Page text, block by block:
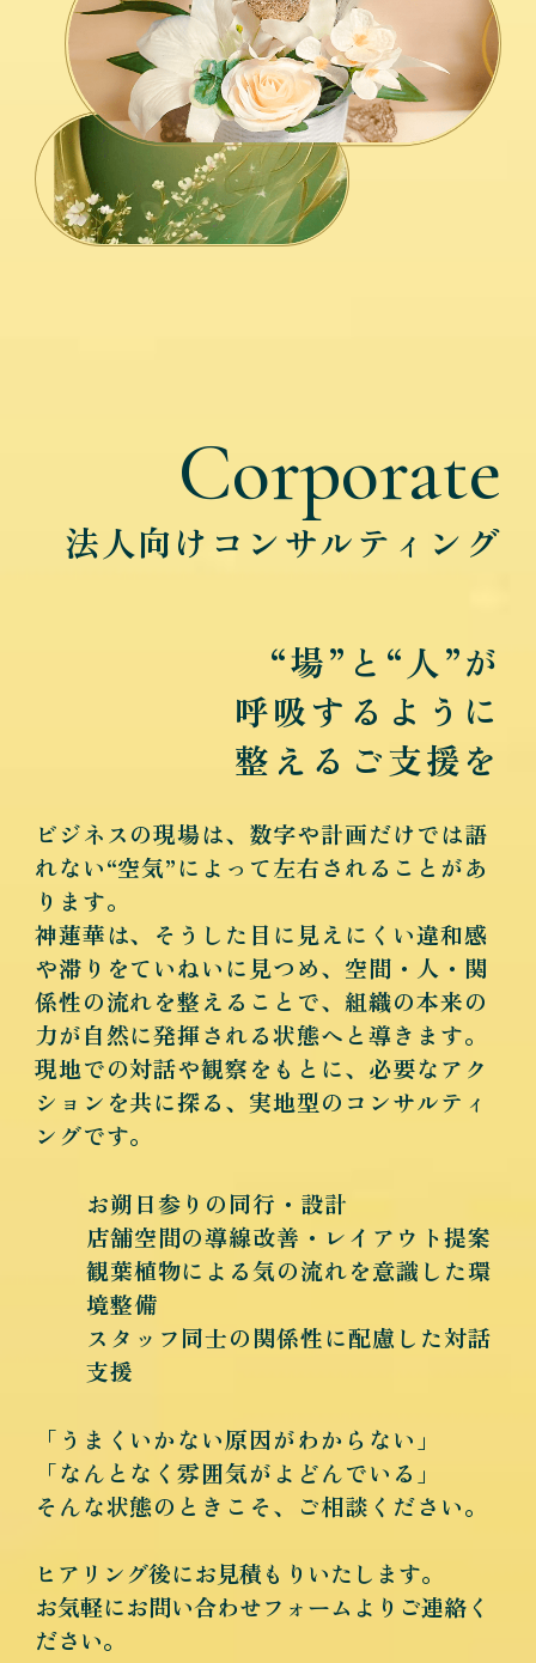
Corporate
法人向けコンサルティング
“場”と“人”が
呼吸するように
整えるご支援を
ビジネスの現場は、数字や計画だけでは語
れない“空気”によって左右されることがあ
ります。
神蓮華は、そうした目に見えにくい違和感
や滞りをていねいに見つめ、空間・人・関
係性の流れを整えることで、組織の本来の
力が自然に発揮される状態へと導きます。
現地での対話や観察をもとに、必要なアク
ションを共に探る、実地型のコンサルティ
ングです。
お朔日参りの同行・設計
店舗空間の導線改善・レイアウト提案
観葉植物による気の流れを意識した環
境整備
スタッフ同士の関係性に配慮した対話
支援
「うまくいかない原因がわからない」
「なんとなく雰囲気がよどんでいる」
そんな状態のときこそ、ご相談ください。
ヒアリング後にお見積もりいたします。
お気軽にお問い合わせフォームよりご連絡く
ださい。